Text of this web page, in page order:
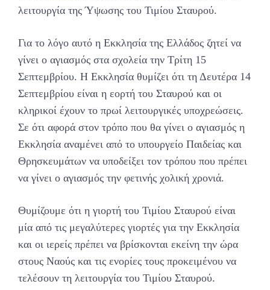
λειτουργία της Ύψωσης του Τιμίου Σταυρού.
Για το λόγο αυτό η Εκκλησία της Ελλάδος ζητεί να
γίνει ο αγιασμός στα σχολεία την Τρίτη 15
Σεπτεμβρίου. Η Εκκλησία θυμίζει ότι τη Δευτέρα 14
Σεπτεμβρίου είναι η εορτή του Σταυρού και οι
κληρικοί έχουν το πρωί λειτουργικές υποχρεώσεις.
Σε ότι αφορά στον τρόπο που θα γίνει ο αγιασμός η
Εκκλησία αναμένει από το υπουργείο Παιδείας και
Θρησκευμάτων να υποδείξει τον τρόπου που πρέπει
να γίνει ο αγιασμός την φετινής χολική χρονιά.
Θυμίζουμε ότι η γιορτή του Τιμίου Σταυρού είναι
μία από τις μεγαλύτερες γιορτές για την Εκκλησία
και οι ιερείς πρέπει να βρίσκονται εκείνη την ώρα
στους Ναούς και τις ενορίες τους προκειμένου να
τελέσουν τη λειτουργία του Τιμίου Σταυρού.